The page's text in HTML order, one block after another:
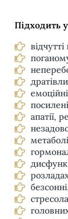
Підходить
апатії,